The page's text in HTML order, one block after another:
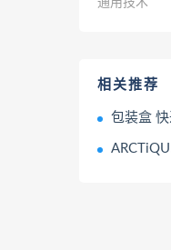
相关推荐
包装盒